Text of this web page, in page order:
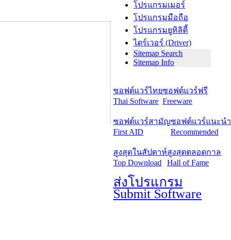
โปรแกรมเมอร์
โปรแกรมมือถือ
โปรแกรมยูทิลิตี้
ไดร์เวอร์ (Driver)
Sitemap Search
Sitemap Info
ซอฟต์แวร์ไทย
Thai Software
ซอฟต์แวร์ฟรี
Freeware
ซอฟต์แวร์สามัญ
First AID
ซอฟต์แวร์แนะนำ
Recommended
สูงสุดในสัปดาห์
Top Download
สูงสุดตลอดกาล
Hall of Fame
ส่งโปรแกรม
Submit Software